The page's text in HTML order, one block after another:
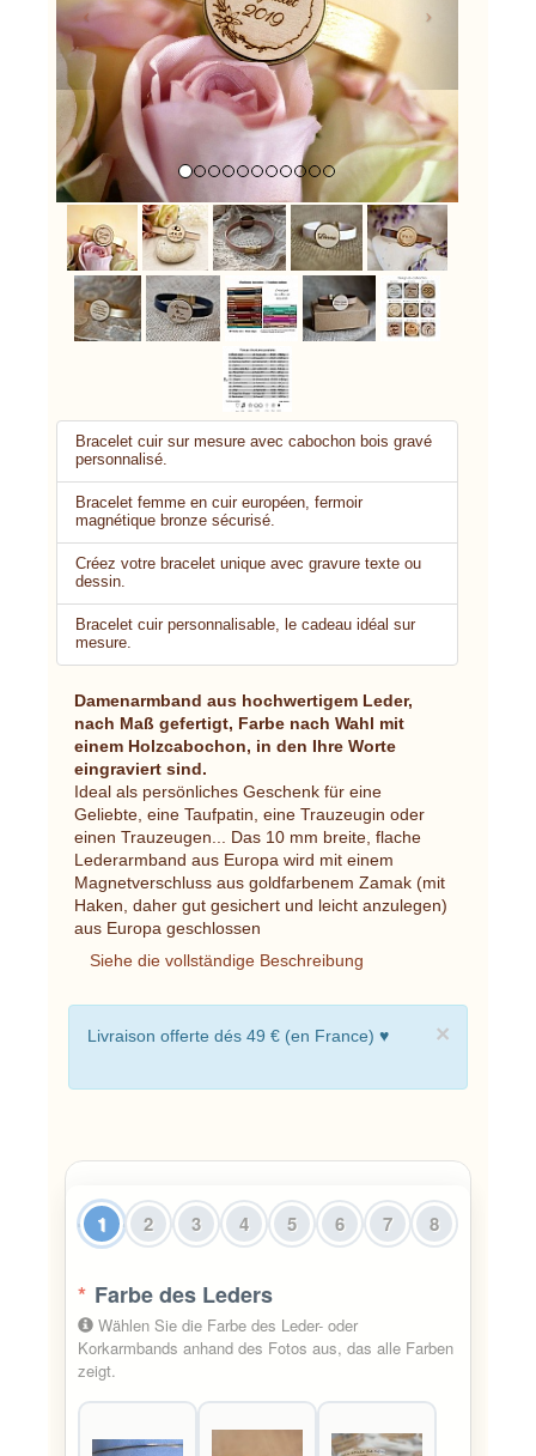
Bracelet cuir sur mesure avec cabochon bois gravé
personnalisé.
Bracelet femme en cuir européen, fermoir
magnétique bronze sécurisé.
Créez votre bracelet unique avec gravure texte ou
dessin.
Bracelet cuir personnalisable, le cadeau idéal sur
mesure.
Damenarmband aus hochwertigem Leder,
nach Maß gefertigt, Farbe nach Wahl mit
einem Holzcabochon, in den Ihre Worte
eingraviert sind.
Ideal als persönliches Geschenk für eine
Geliebte, eine Taufpatin, eine Trauzeugin oder
einen Trauzeugen... Das 10 mm breite, flache
Lederarmband aus Europa wird mit einem
Magnetverschluss aus goldfarbenem Zamak (mit
Haken, daher gut gesichert und leicht anzulegen)
aus Europa geschlossen
Siehe die vollständige Beschreibung
×
Livraison offerte dés 49 € (en France) ♥
1 2 3 4 5 6 7 8
* Farbe des Leders
Wählen Sie die Farbe des Leder- oder
Korkarmbands anhand des Fotos aus, das alle Farben
zeigt.